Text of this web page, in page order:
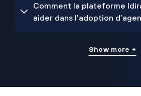
Comment la plateforme
aider dans l’adoption
Show more +